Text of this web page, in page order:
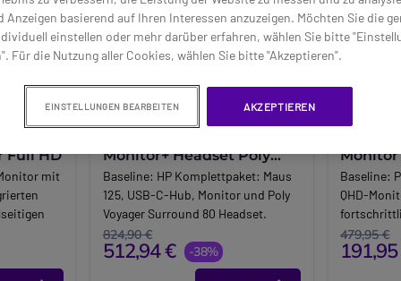
27
Full HD
mit
Büro
Monitor+ Headset Poly
Voyager Surround 80
Baseline: HP Komplettpaket: Maus
125, USB-C-Hub, Monitor und Poly
Voyager Surround 80 Headset.
Konnektivität, Sound und
Produktivität
Long_description:
824,90 €
512,94 € -38%
Dell
Monitor
Baseline:
QHD-
hoher
und
479,95 €
Anzeigen basierend auf Ihren Interessen anzuzeigen. Möchten Sie die
einstellen oder mehr darüber erfahren, wählen Sie bitte
Für die Nutzung aller Cookies, wählen Sie bitte "Akzeptieren".
EINSTELLUNGEN BEARBEITEN AKZEPTIEREN